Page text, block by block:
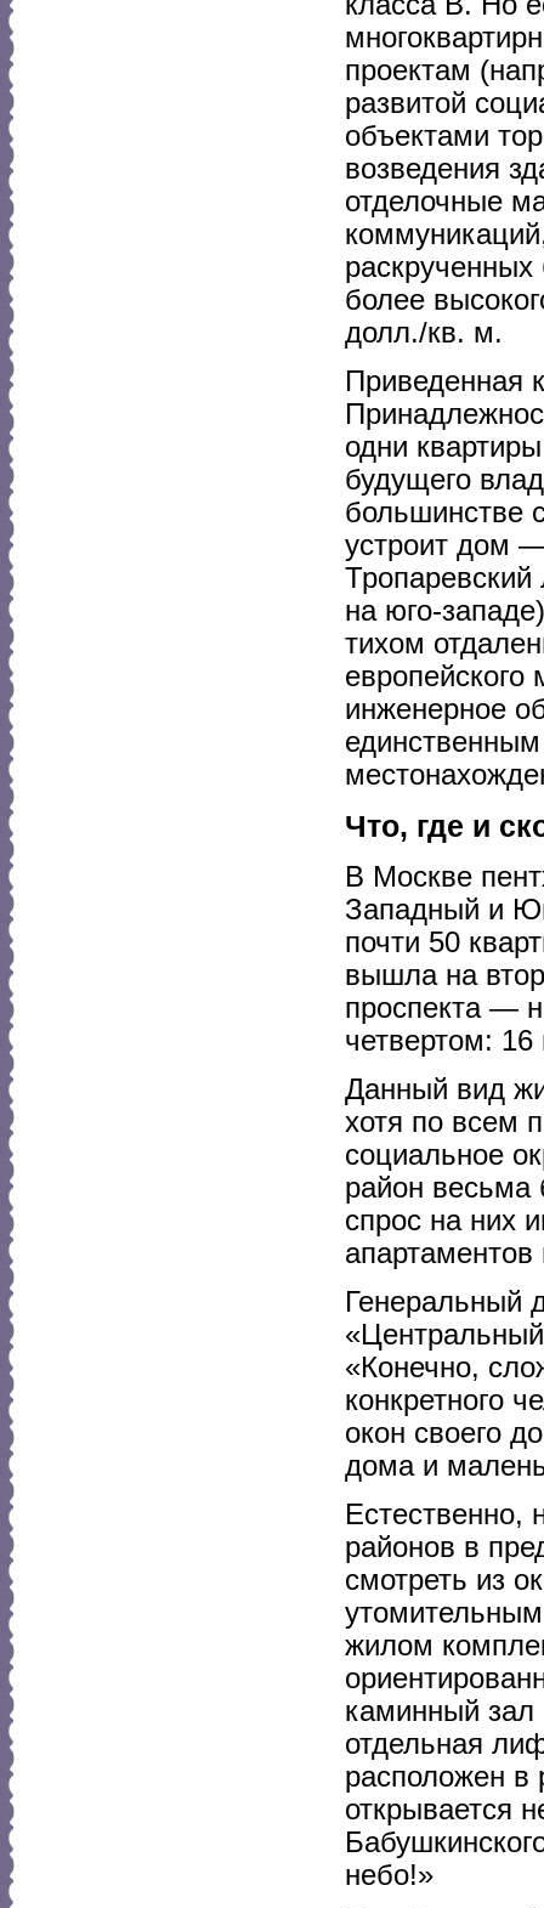
проектам
развитой
объектами
возведения
отделочные
раскрученных
более
долл./кв. м.
Приведенная
одни
будущего
большинстве
устроит дом
на юго-
тихом
инженерное
Что, где и
В Москве
Западный и
почти 50
вышла на
проспекта —
четвертом:
Данный вид
хотя по всем
социальное
район весьма
спрос на них
Генеральный
«Конечно,
конкретного
окон своего
дома и
Естественно,
районов в
смотреть из
жилом
каминный
отдельная
расположен в
открывается
небо!»